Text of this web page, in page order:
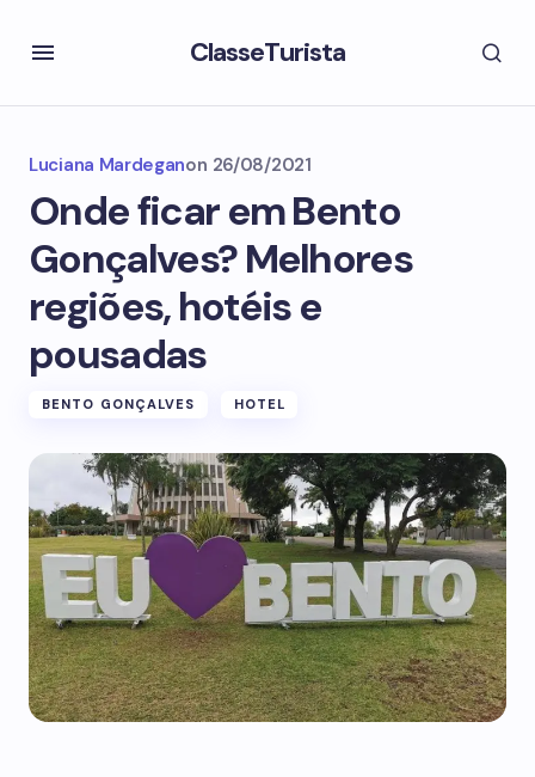
ClasseTurista
Luciana Mardeganon 26/08/2021
Onde ficar em Bento
Gonçalves? Melhores
regiões, hotéis e
pousadas
BENTO GONÇALVES HOTEL